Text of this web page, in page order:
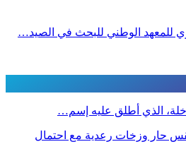
للمعهد الوطني للبحث في الصيد…
الذي أطلق عليه إسم…
حار وزخات رعدية مع احتمال